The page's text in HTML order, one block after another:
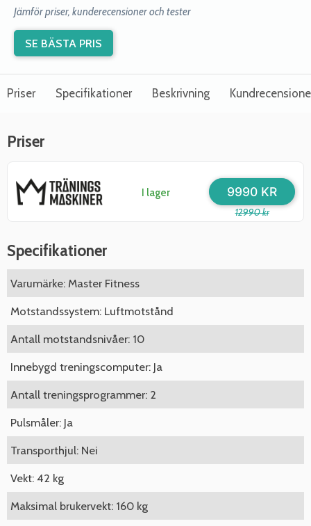
Jämför priser, kunderecensioner och tester
SE BÄSTA PRIS
Priser Specifikationer Beskrivning
Priser
I lager
12990 kr
9990 KR
Specifikationer
Varumärke: Master Fitness
Motstandssystem: Luftmotstånd
Antall motstandsnivåer: 10
Innebygd treningscomputer: Ja
Antall treningsprogrammer: 2
Pulsmåler: Ja
Transporthjul: Nei
Vekt: 42 kg
Maksimal brukervekt: 160 kg